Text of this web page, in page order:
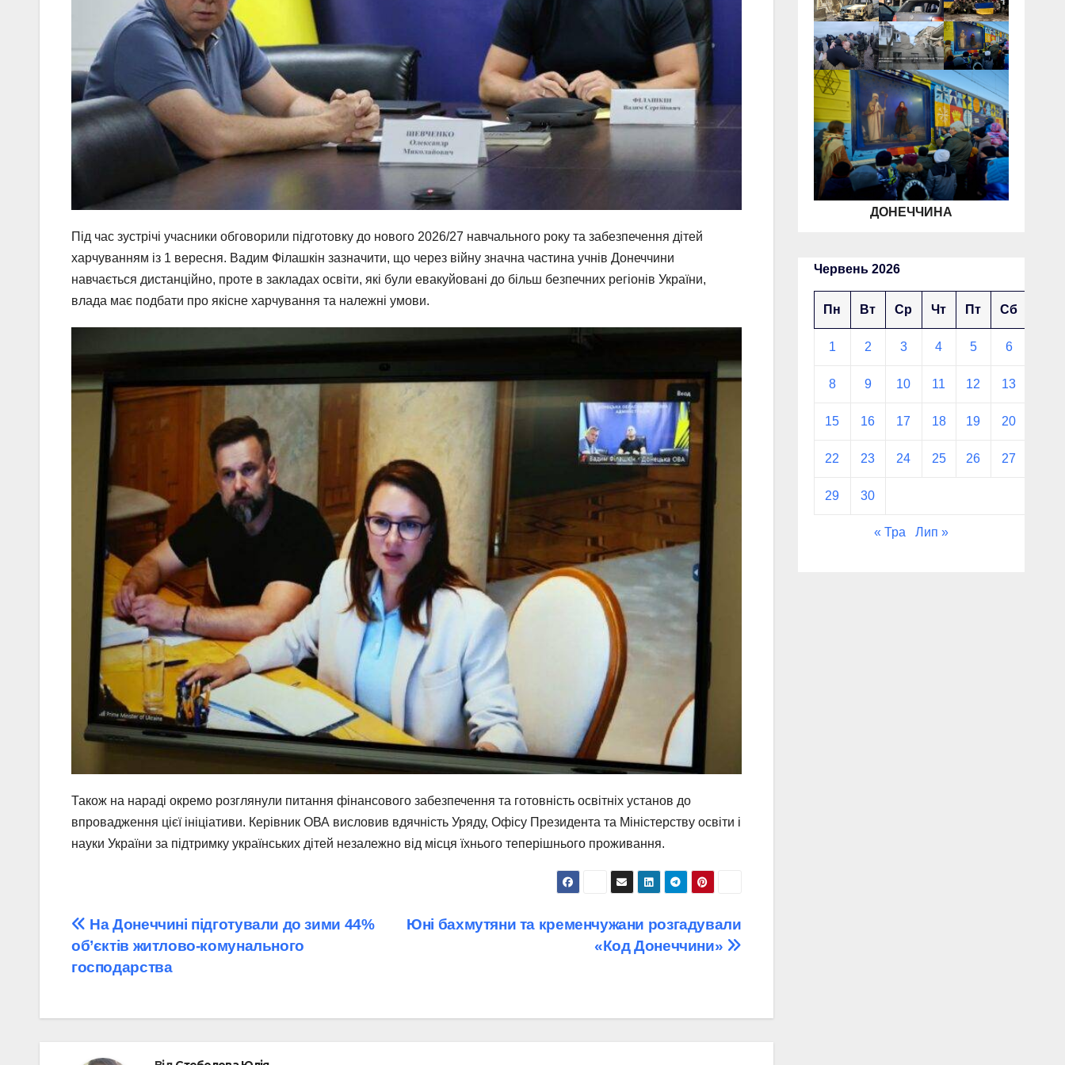
Під час зустрічі учасники обговорили підготовку до нового 2026/27 навчального року та забезпечення дітей
харчуванням із 1 вересня. Вадим Філашкін зазначити, що через війну значна частина учнів Донеччини
навчається дистанційно, проте в закладах освіти, які були евакуйовані до більш безпечних регіонів України,
влада має подбати про якісне харчування та належні умови.
Також на нараді окремо розглянули питання фінансового забезпечення та готовність освітніх установ до
впровадження цієї ініціативи. Керівник ОВА висловив вдячність Уряду, Офісу Президента та Міністерству освіти і
науки України за підтримку українських дітей незалежно від місця їхнього теперішнього проживання.
Навігація
записів
Юні бахмутяни та кременчужани розгадували
«Код Донеччини»
На Донеччині підготували до зими 44%
об’єктів житлово-комунального
господарства
ДОНЕЧЧИНА
Червень 2026
Пн Вт Ср Чт Пт Сб
1 2 3 4 5 6
8 9 10 11 12 13
15 16 17 18 19 20
22 23 24 25 26 27
29 30
« Тра Лип »